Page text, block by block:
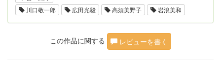
川口敬一郎
広田光毅 高須美野子 岩浪美和
この作品に関する レビューを書く